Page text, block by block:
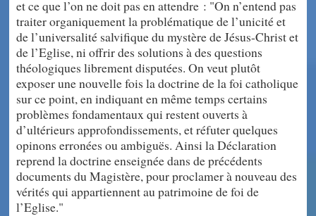
et ce que l’on ne doit pas en attendre : "On n’entend pas
traiter organiquement la problématique de l’unicité et
de l’universalité salvifique du mystère de Jésus-Christ et
de l’Eglise, ni offrir des solutions à des questions
théologiques librement disputées. On veut plutôt
exposer une nouvelle fois la doctrine de la foi catholique
sur ce point, en indiquant en même temps certains
problèmes fondamentaux qui restent ouverts à
d’ultérieurs approfondissements, et réfuter quelques
opinons erronées ou ambiguës. Ainsi la Déclaration
reprend la doctrine enseignée dans de précédents
documents du Magistère, pour proclamer à nouveau des
vérités qui appartiennent au patrimoine de foi de
l’Eglise."